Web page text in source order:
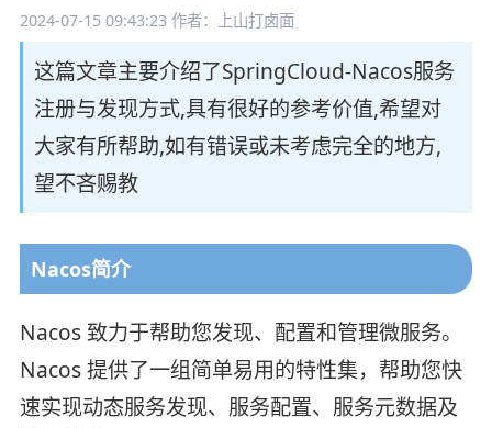
2024-07-15 09:43:23作者：上山打卤面
这篇文章主要介绍了SpringCloud-Nacos服务
注册与发现方式,具有很好的参考价值,希望对
大家有所帮助,如有错误或未考虑完全的地方,
望不吝赐教
Nacos简介
Nacos 致力于帮助您发现、配置和管理微服务。
Nacos 提供了一组简单易用的特性集，帮助您快
速实现动态服务发现、服务配置、服务元数据及